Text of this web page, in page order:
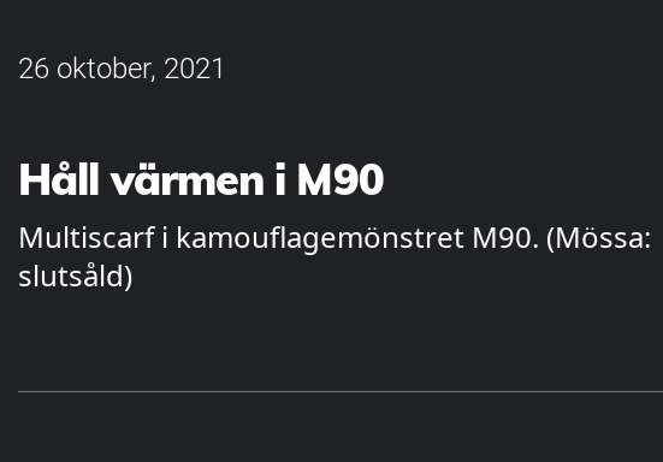
26 oktober, 2021
Håll värmen i M90
Multiscarf i kamouflagemönstret M90. (Mössa:
slutsåld)